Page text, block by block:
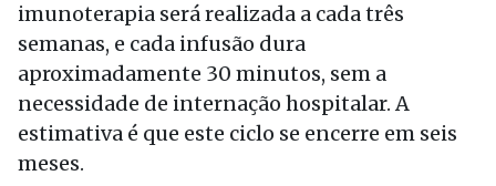
imunoterapia será realizada a cada três
semanas, e cada infusão dura
aproximadamente 30 minutos, sem a
necessidade de internação hospitalar. A
estimativa é que este ciclo se encerre em seis
meses.